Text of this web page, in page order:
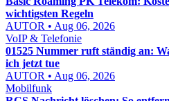
wichtigsten Regeln
AUTOR • Aug 06, 2026
VoIP & Telefonie
01525 Nummer ruft ständig an:
ich jetzt tue
AUTOR • Aug 06, 2026
Mobilfunk